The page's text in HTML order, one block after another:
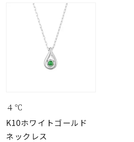
４℃
K10ホワイトゴールド
ネックレス